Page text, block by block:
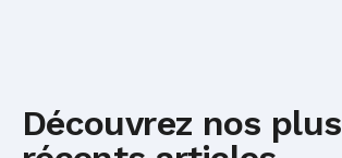
Découvrez nos plus